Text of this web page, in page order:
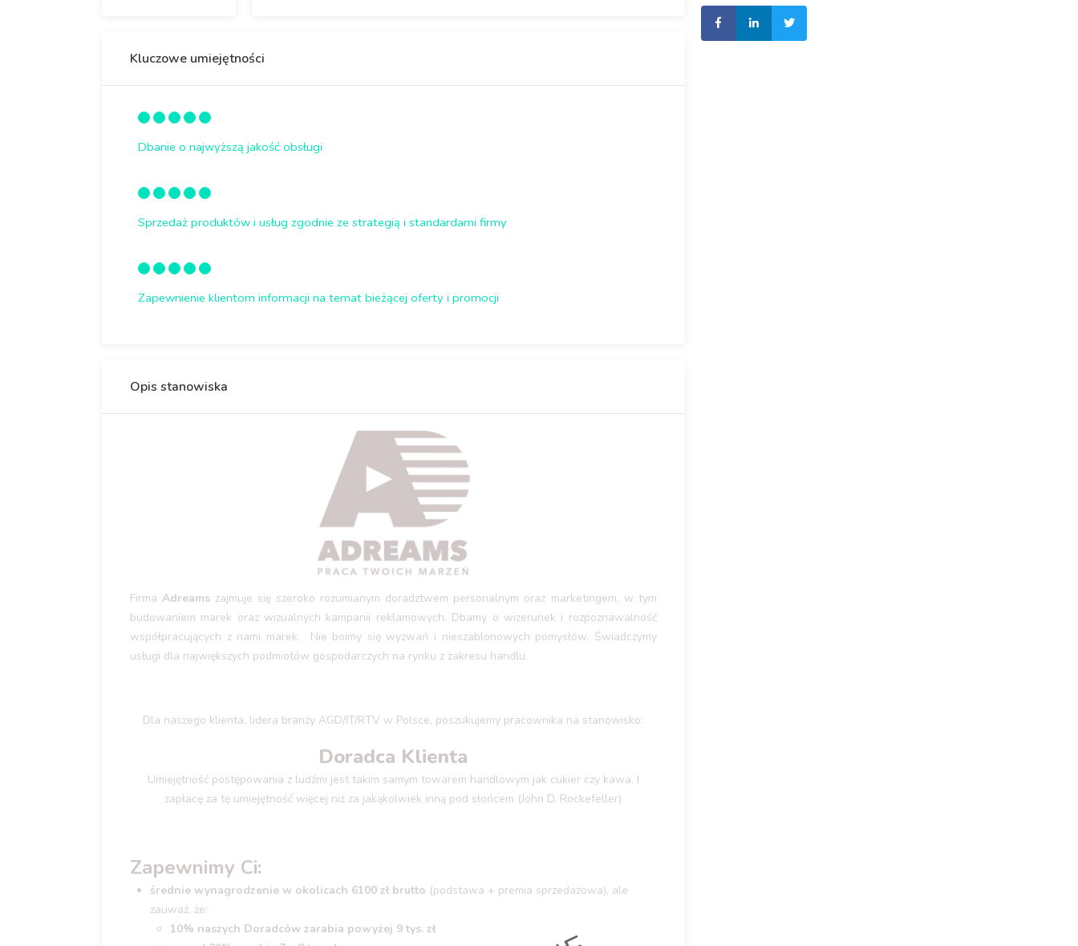
Kluczowe umiejętności
Dbanie o najwyższą jakość obsługi
Sprzedaż produktów i usług zgodnie ze strategią i standardami firmy
Zapewnienie klientom informacji na temat bieżącej oferty i promocji
Opis stanowiska
Firma Adreams zajmuje się szeroko rozumianym doradztwem personalnym oraz marketingem, w tym
budowaniem marek oraz wizualnych kampanii reklamowych. Dbamy o wizerunek i rozpoznawalność
współpracujących z nami marek. Nie boimy się wyzwań i nieszablonowych pomysłów. Świadczymy
usługi dla największych podmiotów gospodarczych na rynku z zakresu handlu.
Dla naszego klienta, lidera branży AGD/IT/RTV w Polsce, poszukujemy pracownika na stanowisko:
Doradca Klienta
Umiejętność postępowania z ludźmi jest takim samym towarem handlowym jak cukier czy kawa. I
zapłacę za tę umiejętność więcej niż za jakąkolwiek inną pod słońcem (John D. Rockefeller)
Zapewnimy Ci:
średnie wynagrodzenie w okolicach 6100 zł brutto (podstawa + premia sprzedażowa), ale
zauważ, że:
10% naszych Doradców zarabia powyżej 9 tys. zł